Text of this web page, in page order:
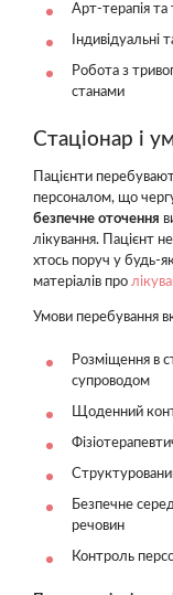
Арт-терапія та
Індивідуальні
Робота з
станами
Стаціонар і
Пацієнти
персоналом, що
безпечне оточення
лікування. Пацієнт
хтось поруч у будь-
матеріалів про
Умови перебування
Розміщення в
супроводом
Щоденний
Безпечне
речовин
Контроль